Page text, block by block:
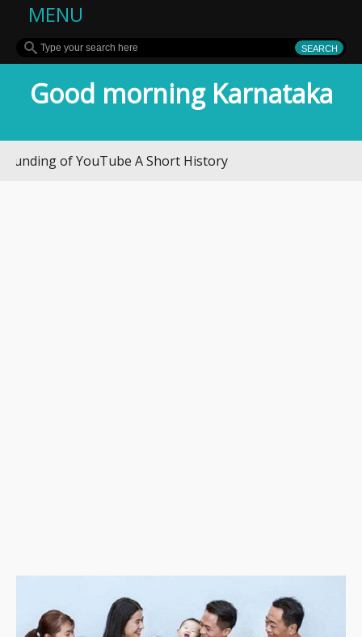
MENU
Good morning Karnataka
of YouTube A Short History